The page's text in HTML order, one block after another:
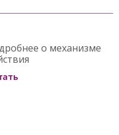
о механизме